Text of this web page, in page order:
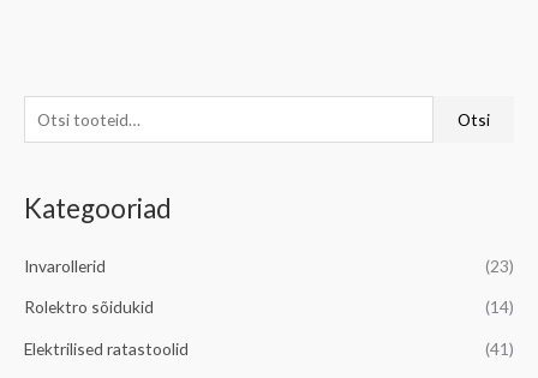
t
Otsi
Kategooriad
Invarollerid (23)
Rolektro sõidukid (14)
Elektrilised ratastoolid (41)